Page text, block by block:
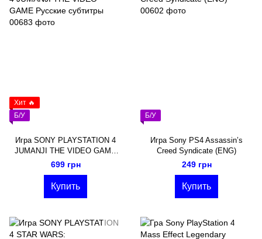
Хит 🔥
Б/У
Игра SONY PLAYSTATION 4
JUMANJI THE VIDEO GAME
Русские субтитры
699 грн
Купить
Б/У
Игра Sony PS4 Assassin’s
Creed Syndicate (ENG)
249 грн
Купить